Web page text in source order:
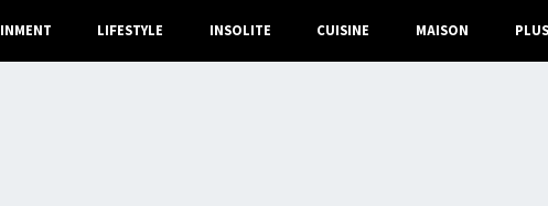
LIFESTYLE INSOLITE CUISINE MAISON PLUS